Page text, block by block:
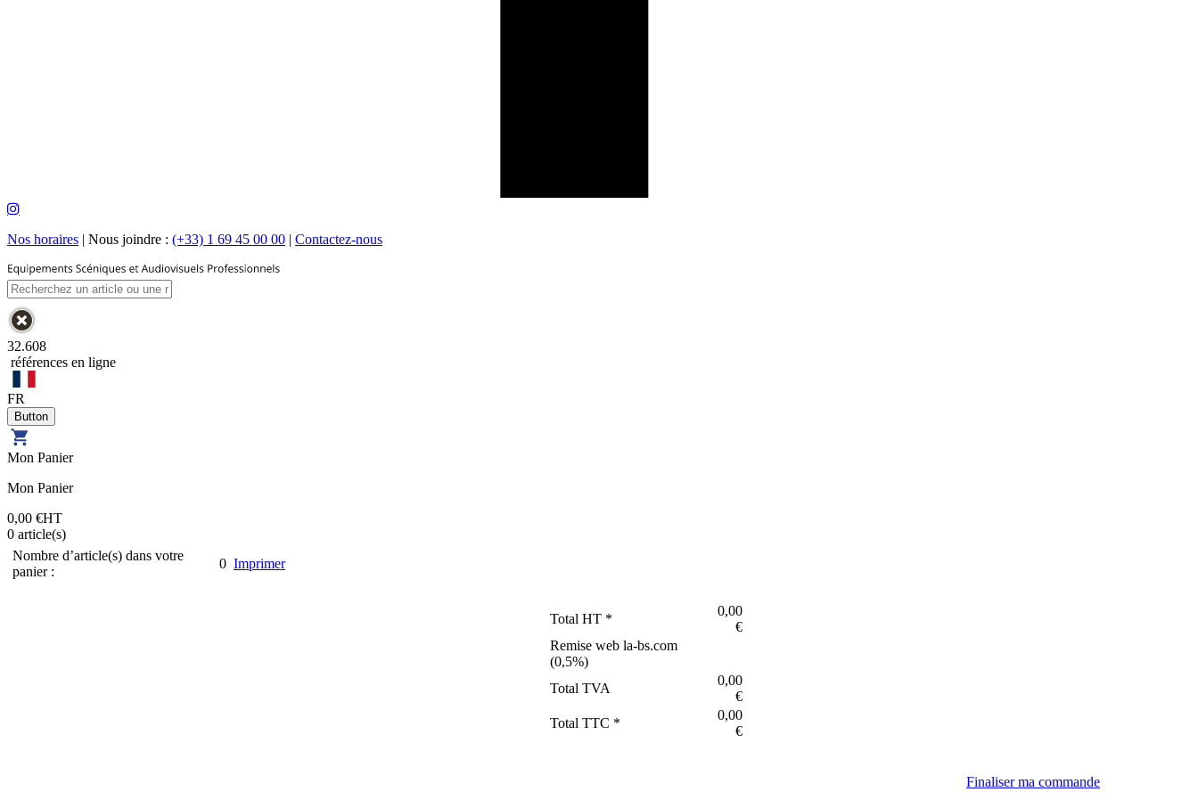
Nos horaires | Nous joindre : (+33) 1 69 45 00 00 | Contactez-nous
32.608
références en ligne
FR
Mon Panier
Mon Panier
0,00 €HT
0 article(s)
Nombre d’article(s) dans votre
panier :
0 Imprimer
Total HT *
0,00
€
Remise web la-bs.com
(0,5%)
Total TVA
0,00
€
Total TTC *
0,00
€
Finaliser ma commande